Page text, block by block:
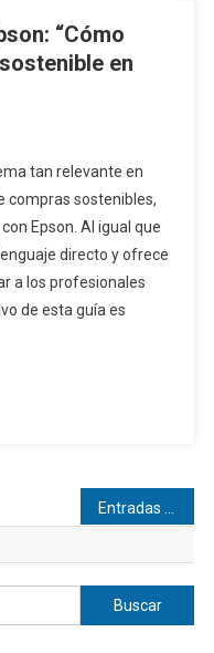
“Cómo
en
tan relevante en
compras sostenibles,
Epson. Al igual que
directo y ofrece
a los profesionales
de esta guía es
Buscar: